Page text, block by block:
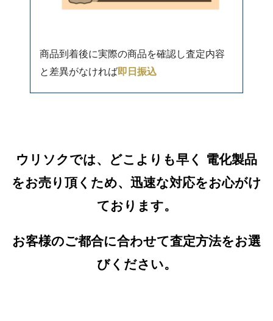
商品到着後に実際の商品を確認し査定内容
と差異がなければ即日振込
ウリソクでは、どこよりも早く 電化製品
をお売り頂くため、迅速な対応をお心がけ
ております。
お客様のご都合に合わせて査定方法をお選
びください。